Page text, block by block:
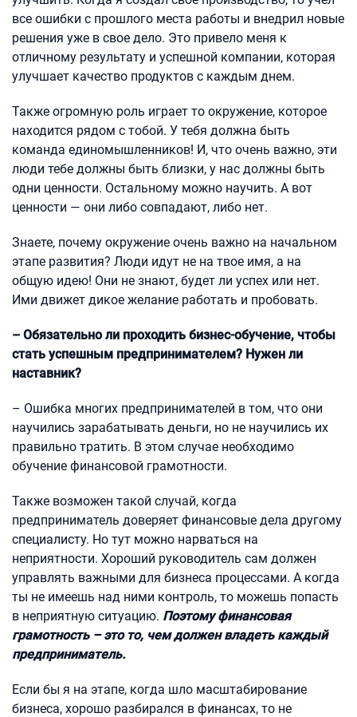
все ошибки с прошлого места работы и внедрил новые
решения уже в свое дело. Это привело меня к
отличному результату и успешной компании, которая
улучшает качество продуктов с каждым днем.
Также огромную роль играет то окружение, которое
находится рядом с тобой. У тебя должна быть
команда единомышленников! И, что очень важно, эти
люди тебе должны быть близки, у нас должны быть
одни ценности. Остальному можно научить. А вот
ценности — они либо совпадают, либо нет.
Знаете, почему окружение очень важно на начальном
этапе развития? Люди идут не на твое имя, а на
общую идею! Они не знают, будет ли успех или нет.
Ими движет дикое желание работать и пробовать.
– Обязательно ли проходить бизнес-обучение, чтобы
стать успешным предпринимателем? Нужен ли
наставник?
– Ошибка многих предпринимателей в том, что они
научились зарабатывать деньги, но не научились их
правильно тратить. В этом случае необходимо
обучение финансовой грамотности.
Также возможен такой случай, когда
предприниматель доверяет финансовые дела другому
специалисту. Но тут можно нарваться на
неприятности. Хороший руководитель сам должен
управлять важными для бизнеса процессами. А когда
ты не имеешь над ними контроль, то можешь попасть
в неприятную ситуацию. Поэтому финансовая
грамотность – это то, чем должен владеть каждый
предприниматель.
Если бы я на этапе, когда шло масштабирование
бизнеса, хорошо разбирался в финансах, то не